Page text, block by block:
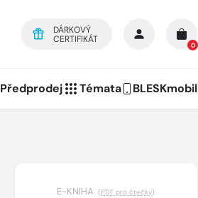
DÁRKOVÝ
CERTIFIKÁT
0
Předprodej Témata BLESKmobil
E-KNIHA (PDF pro čtečky)